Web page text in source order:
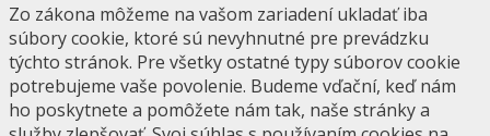
Zo zákona môžeme na vašom zariadení ukladať iba
súbory cookie, ktoré sú nevyhnutné pre prevádzku
týchto stránok. Pre všetky ostatné typy súborov cookie
potrebujeme vaše povolenie. Budeme vďační, keď nám
ho poskytnete a pomôžete nám tak, naše stránky a